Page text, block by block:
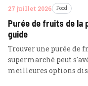
27 juillet 2026 Food
Purée de fruits de la
guide
Trouver une purée de
supermarché peut
meilleures options